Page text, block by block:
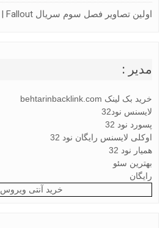
اولین تصاویر فصل سوم سریال Fallout | شروع فیلم‌برداری
مدیر :
خرید بک لینک behtarinbacklink.com
لایسنس نود32
پسورد نود 32
اوکلی لایسنس رایگان نود 32
همیار نود 32
بهترین سئو
رایگان
خرید آنتی ویروس